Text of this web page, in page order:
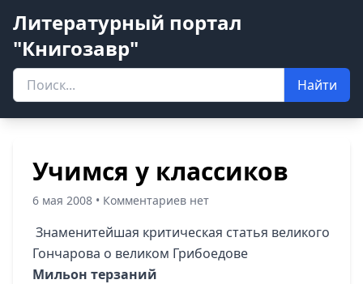
Литературный портал
"Книгозавр"
Найти
Учимся у классиков
6 мая 2008 • Комментариев нет
Знаменитейшая критическая статья великого
Гончарова о великом Грибоедове
Мильон терзаний